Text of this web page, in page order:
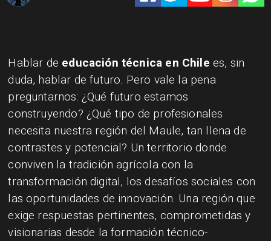
Hablar de educación técnica en Chile es, sin
duda, hablar de futuro. Pero vale la pena
preguntarnos: ¿Qué futuro estamos
construyendo? ¿Qué tipo de profesionales
necesita nuestra región del Maule, tan llena de
contrastes y potencial? Un territorio donde
conviven la tradición agrícola con la
transformación digital, los desafíos sociales con
las oportunidades de innovación. Una región que
exige respuestas pertinentes, comprometidas y
visionarias desde la formación técnico-